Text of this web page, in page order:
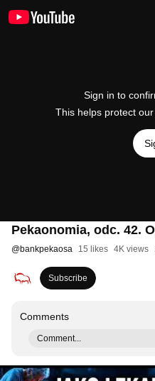
Sign in to
This helps protect our
Pekaonomia, odc. 42.
@bankpekaosa 15 likes 4K views
Subscribe
Comments
Comment...